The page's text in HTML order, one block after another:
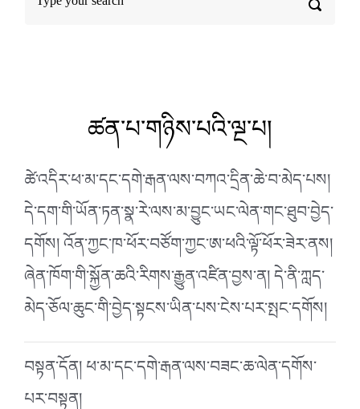
ཚན་པ་གཉིས་པའི་ལྔ་པ།
ཚེ་འདིར་ཕ་མ་དང་དགེ་རྒན་ལས་བཀའ་དྲིན་ཆེ་བ་མེད་པས།
དེ་དག་གི་ཡོན་ཏན་སྣ་རེ་ལས་མ་བྱུང་ཡང་ལེན་གང་ཐུབ་བྱེད་
དགོས། འོན་ཀྱང་ཁ་ཕོར་བཙོག་ཀྱང་ཨ་ཕའི་ལྟོ་ཕོར་ཟེར་ནས།
ཞེན་ཁོག་གི་སྐྱོན་ཆའི་རིགས་རྒྱུན་འཛིན་བྱས་ན། དེ་ནི་ཀླད་
མེད་ཅོལ་ཆུང་གི་བྱེད་སྟངས་ཡིན་པས་ངེས་པར་སྤང་དགོས།
བསྟན་དོན། ཕ་མ་དང་དགེ་རྒན་ལས་བཟང་ཆ་ལེན་དགོས་